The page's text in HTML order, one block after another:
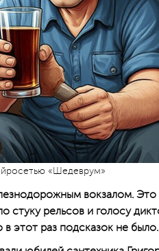
«Шедеврум»
вокзалом.
стуку рельсов и голосу
этот раз подсказок не было.